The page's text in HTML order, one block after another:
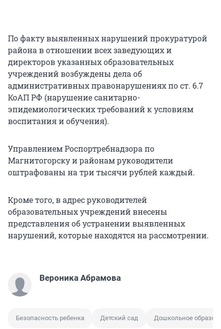
По факту выявленных нарушений прокуратурой
района в отношении всех заведующих и
директоров указанных образовательных
учреждений возбуждены дела об
административных правонарушениях по ст. 6.7
КоАП РФ (нарушение санитарно-
эпидемиологических требований к условиям
воспитания и обучения).
Управлением Роспортребнадзора по
Магнитогорску и районам руководители
оштрафованы на три тысячи рублей каждый.
Кроме того, в адрес руководителей
образовательных учреждений внесены
представления об устранении выявленных
нарушений, которые находятся на рассмотрении.
Вероника Абрамова
Безопасность ребенка Детский сад Дошкольное